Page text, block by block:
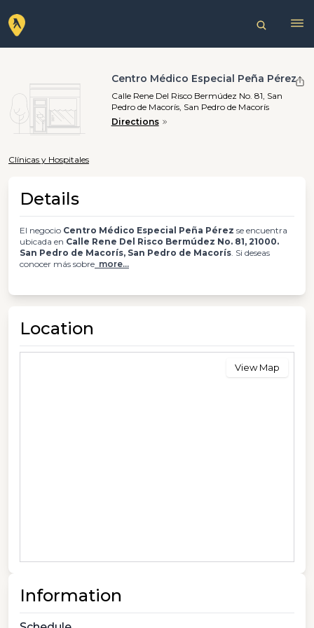
Centro Médico Especial Peña Pérez
Calle Rene Del Risco Bermúdez No. 81, San
Pedro de Macorís, San Pedro de Macorís
Directions
Clínicas y Hospitales
Details
El negocio Centro Médico Especial Peña Pérez se encuentra
ubicada en Calle Rene Del Risco Bermúdez No. 81, 21000.
San Pedro de Macorís, San Pedro de Macorís. Si deseas
conocer más sobre more...
Location
View Map
Information